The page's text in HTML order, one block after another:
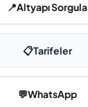
📍Altyapı Sorgula
📋Tarifeler
💬WhatsApp